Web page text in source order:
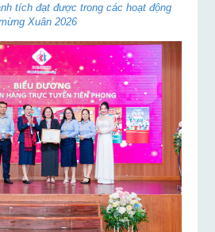
tích đạt được trong các hoạt động
Xuân 2026